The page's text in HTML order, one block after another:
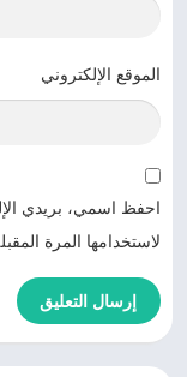
الموقع الإلكتروني
احفظ اسمي، بريدي
لاستخدامها المرة